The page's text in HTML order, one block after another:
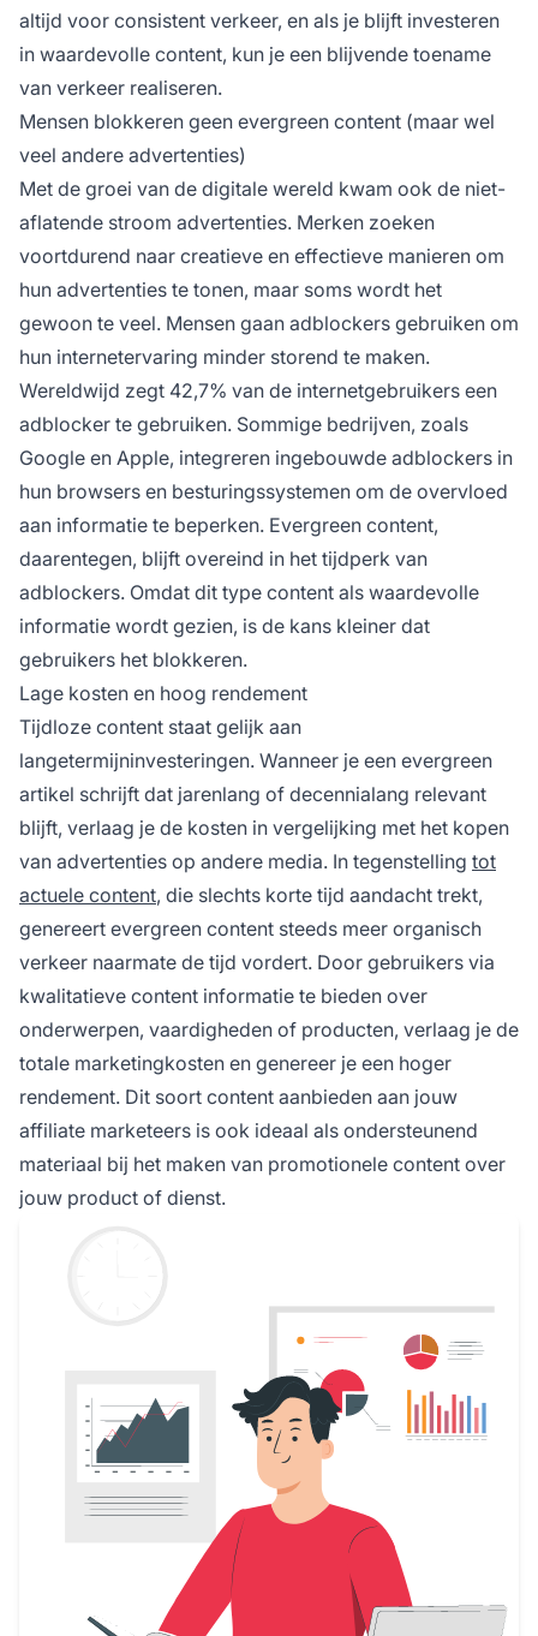
altijd voor consistent verkeer, en als je blijft investeren
in waardevolle content, kun je een blijvende toename
van verkeer realiseren.
Mensen blokkeren geen evergreen content (maar wel
veel andere advertenties)
Met de groei van de digitale wereld kwam ook de niet-
aflatende stroom advertenties. Merken zoeken
voortdurend naar creatieve en effectieve manieren om
hun advertenties te tonen, maar soms wordt het
gewoon te veel. Mensen gaan adblockers gebruiken om
hun internetervaring minder storend te maken.
Wereldwijd zegt 42,7% van de internetgebruikers een
adblocker te gebruiken. Sommige bedrijven, zoals
Google en Apple, integreren ingebouwde adblockers in
hun browsers en besturingssystemen om de overvloed
aan informatie te beperken. Evergreen content,
daarentegen, blijft overeind in het tijdperk van
adblockers. Omdat dit type content als waardevolle
informatie wordt gezien, is de kans kleiner dat
gebruikers het blokkeren.
Lage kosten en hoog rendement
Tijdloze content staat gelijk aan
langetermijninvesteringen. Wanneer je een evergreen
artikel schrijft dat jarenlang of decennialang relevant
blijft, verlaag je de kosten in vergelijking met het kopen
van advertenties op andere media. In tegenstelling tot
actuele content, die slechts korte tijd aandacht trekt,
genereert evergreen content steeds meer organisch
verkeer naarmate de tijd vordert. Door gebruikers via
kwalitatieve content informatie te bieden over
onderwerpen, vaardigheden of producten, verlaag je de
totale marketingkosten en genereer je een hoger
rendement. Dit soort content aanbieden aan jouw
affiliate marketeers is ook ideaal als ondersteunend
materiaal bij het maken van promotionele content over
jouw product of dienst.